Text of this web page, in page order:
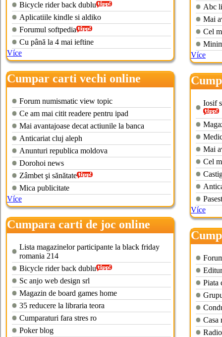
Bicycle rider back dublu
Aplicatiile kindle si aldiko
Forumul softpedia
Cu până la 4 mai ieftine
Více
Cumpar carti vechi online
Forum numismatic view topic
Ce am mai citit readere pentru ipad
Mai avantajoase decat actiunile la banca
Anticariat cluj aleph
Anunturi republica moldova
Dorohoi news
Zâmbet şi sănătate
Mica publicitate
Více
Cumpara carti de joc online
Lista magazinelor participante la black friday
romania 214
Bicycle rider back dublu
Sc anjo web design srl
Magazin de board games home
35 reducere la libraria teora
Cumparaturi fara stres ro
Poker blog
Abc
Mai
Cel
Více
Iosif
Mai
Cel
Více
Piata
Casa